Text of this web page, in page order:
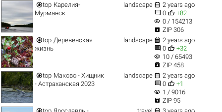
top Карелия-
Мурманск
landscape  2 years ago
 0  +82
visibility 0 / 154213
 ZIP 306
top Деревенская
жизнь
landscape  2 years ago
 0  +32
visibility 10 / 65493
 ZIP 458
top Маково - Хищник
- Астраханская 2023
landscape  2 years ago
 0  +1
visibility 1 / 9016
 ZIP 95